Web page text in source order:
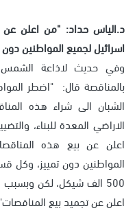
د.الياس حداد: "من اعلن
اسرائيل لجميع المواطنين دون
وفي حديث لاذاعة الشمس
بالمناقصة قال: "اضطر
الشبان الى شراء هذه
الاراضي المعدة للبناء،
اعلن عن بيع هذه
المواطنين دون تمييز، وكل
500 الف شيكل، لكن
اعلن عن تجميد بيع